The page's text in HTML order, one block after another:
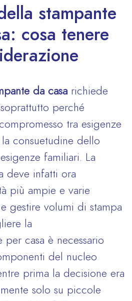
stampante
cosa tenere
da casa richiede
perché
tra esigenze
consuetudine dello
familiari. La
deve infatti ora
più ampie e varie
gestire volumi di stampa
la
per casa è necessario
del nucleo
prima la decisione era
solo su piccole